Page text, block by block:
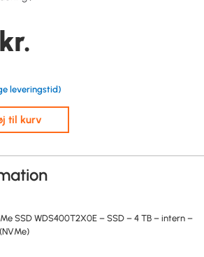
kr.
leveringstid)
til kurv
SSD WDS400T2X0E – SSD – 4 TB – intern –